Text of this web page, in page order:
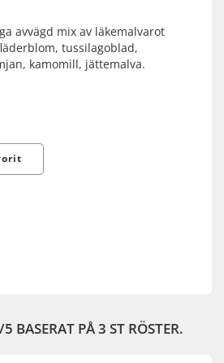
avvägd mix av läkemalvarot
tussilagoblad,
kamomill, jättemalva.
/5 BASERAT PÅ3 ST RÖSTER.